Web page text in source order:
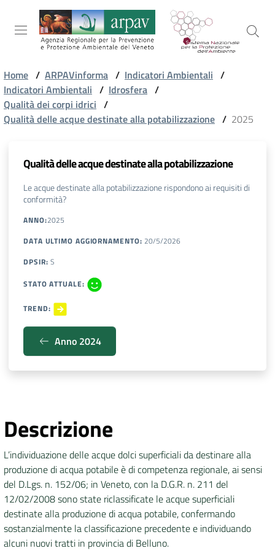
Salta al contenuto
Salta alla navigazione
Salta al footer
ARPAV
AMBIENTALI
TERRITORIO
AMBIENTALI
Home / ARPAVinforma / Indicatori Ambientali /
Indicatori Ambientali / Idrosfera /
Qualità dei corpi idrici /
Qualità delle acque destinate alla potabilizzazione / 2025
Qualità delle acque destinate alla potabilizzazione
Le acque destinate alla potabilizzazione rispondono ai requisiti di
conformità?
ANNO:2025
DATA ULTIMO AGGIORNAMENTO: 20/5/2026
DPSIR: S
STATO ATTUALE:
TREND:
Anno 2024
Descrizione
L’individuazione delle acque dolci superficiali da destinare alla
produzione di acqua potabile è di competenza regionale, ai sensi
del D.Lgs. n. 152/06; in Veneto, con la D.G.R. n. 211 del
12/02/2008 sono state riclassificate le acque superficiali
destinate alla produzione di acqua potabile, confermando
sostanzialmente la classificazione precedente e individuando
alcuni nuovi tratti in provincia di Belluno.